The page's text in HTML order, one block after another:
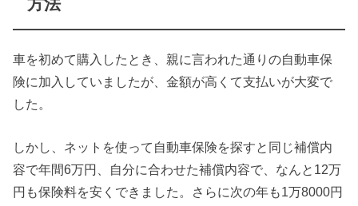
方法
車を初めて購入したとき、親に言われた通りの自動車保
険に加入していましたが、金額が高くて支払いが大変で
した。
しかし、ネットを使って自動車保険を探すと 同じ補償内
容で年間6万円、自分に合わせた補償内容で、なんと12万
円も保険料を安くできました。さらに次の年も1万8000円